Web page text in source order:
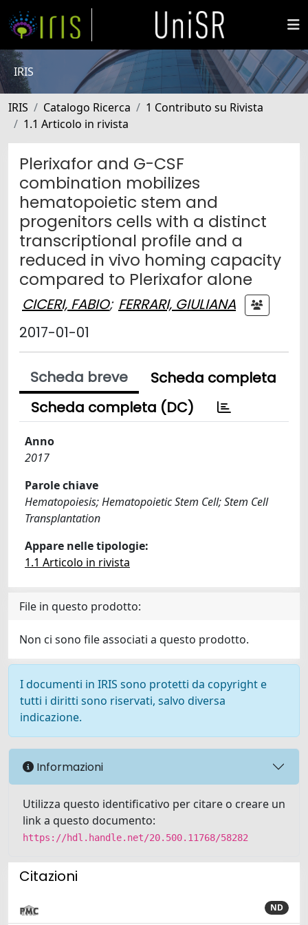
IRIS
IRIS Catalogo Ricerca
1 Contributo su Rivista
1.1 Articolo in rivista
Plerixafor and G-CSF
combination mobilizes
hematopoietic stem and
progenitors cells with a distinct
transcriptional profile and a
reduced in vivo homing capacity
compared to Plerixafor alone
CICERI, FABIO; FERRARI, GIULIANA
2017-01-01
Scheda breve
Scheda completa
Scheda completa (DC)
Anno
2017
Parole chiave
Hematopoiesis; Hematopoietic Stem Cell; Stem Cell
Transplantation
Appare nelle tipologie:
1.1 Articolo in rivista
File in questo prodotto:
Non ci sono file associati a questo prodotto.
I documenti in IRIS sono protetti da copyright e
tutti i diritti sono riservati, salvo diversa
indicazione.
Informazioni
Utilizza questo identificativo per citare o creare un
link a questo documento:
https://hdl.handle.net/20.500.11768/58282
Citazioni
ND